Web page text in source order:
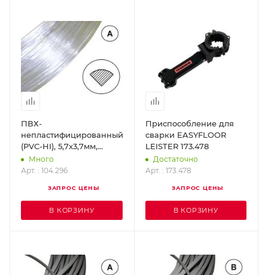
ПВХ-
непластифицированный
(PVC-HI), 5,7х3,7мм,
прозрачный (10)
LEISTER 104.296
Много
Арт. : 104.296
ЗАПРОС ЦЕНЫ
В КОРЗИНУ
Приспособление для
сварки EASYFLOOR
LEISTER 173.478
Достаточно
Арт. : 173.478
ЗАПРОС ЦЕНЫ
В КОРЗИНУ